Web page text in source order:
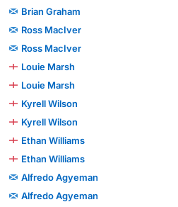
Brian Graham
Ross MacIver
Ross MacIver
Louie Marsh
Louie Marsh
Kyrell Wilson
Kyrell Wilson
Ethan Williams
Ethan Williams
Alfredo Agyeman
Alfredo Agyeman